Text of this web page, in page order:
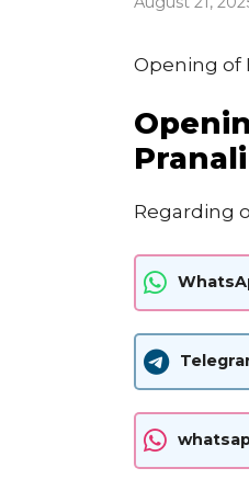
Opening of
Pranali
Regarding